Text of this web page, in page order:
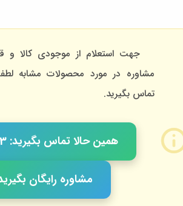
جهت استعلام از موجودی کالا و
مشاوره در مورد محصولات مشابه
تماس بگیرید.
همین حالا تماس بگیرید: 0216123
مشاوره رایگان